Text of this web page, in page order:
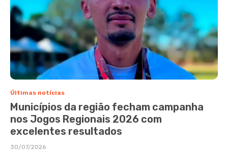
Últimas notícias
Municípios da região fecham campanha
nos Jogos Regionais 2026 com
excelentes resultados
30/07/2026